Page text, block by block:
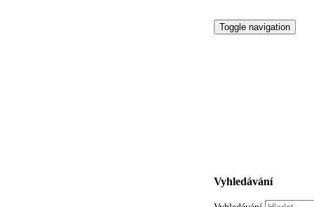
Toggle navigation
Vyhledávání